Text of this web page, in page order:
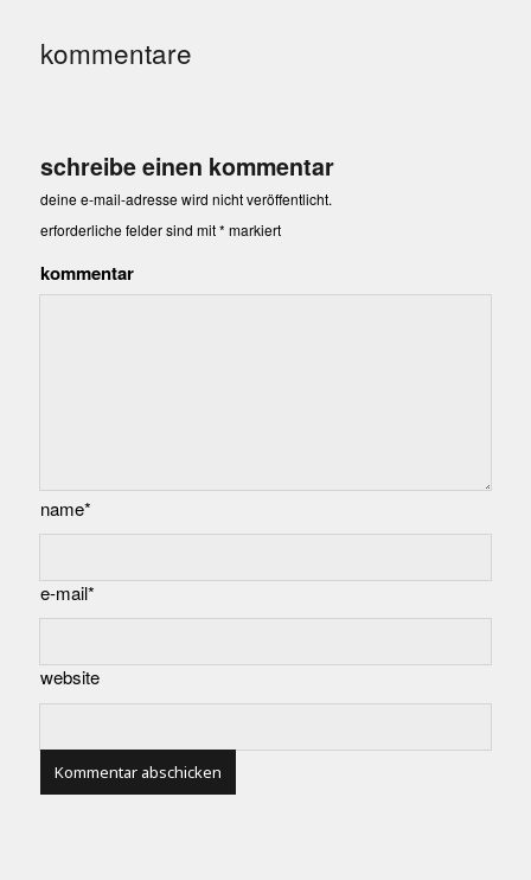
kommentare
schreibe einen kommentar
deine e-mail-adresse wird nicht veröffentlicht.
erforderliche felder sind mit* markiert
kommentar
name*
e-mail*
website